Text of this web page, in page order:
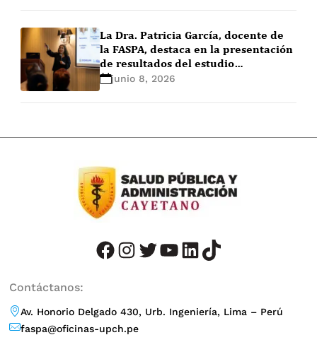
2029
La Dra. Patricia García, docente de
la FASPA, destaca en la presentación
de resultados del estudio
internacional sobre salud y
junio 8, 2026
facebook instagram twitter youtube LinkedIn TikTok
Contáctanos:
Av. Honorio Delgado 430, Urb. Ingeniería, Lima – Perú
faspa@oficinas-upch.pe